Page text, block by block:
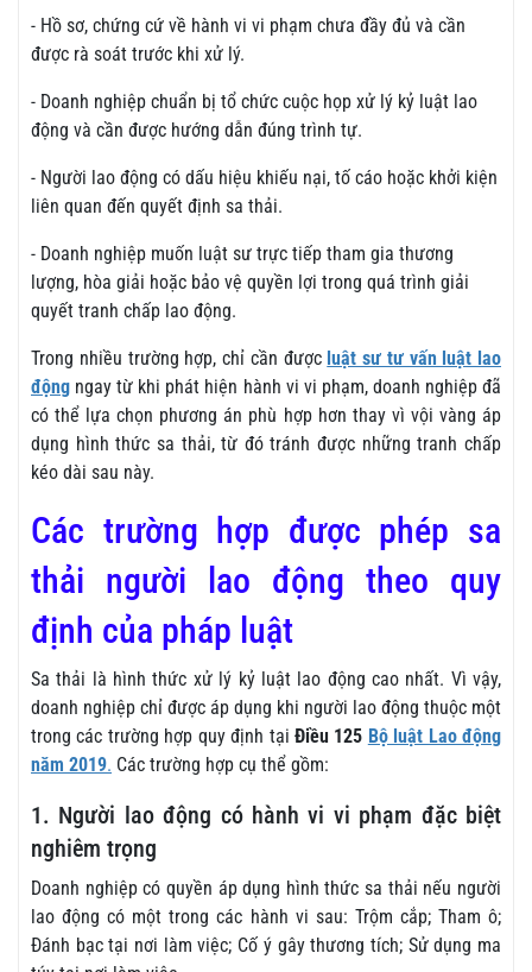
- Hồ sơ, chứng cứ về hành vi vi phạm chưa đầy đủ và cần
được rà soát trước khi xử lý.
- Doanh nghiệp chuẩn bị tổ chức cuộc họp xử lý kỷ luật lao
động và cần được hướng dẫn đúng trình tự.
- Người lao động có dấu hiệu khiếu nại, tố cáo hoặc khởi kiện
liên quan đến quyết định sa thải.
- Doanh nghiệp muốn luật sư trực tiếp tham gia thương
lượng, hòa giải hoặc bảo vệ quyền lợi trong quá trình giải
quyết tranh chấp lao động.
Trong nhiều trường hợp, chỉ cần được luật sư tư vấn luật lao
động ngay từ khi phát hiện hành vi vi phạm, doanh nghiệp đã
có thể lựa chọn phương án phù hợp hơn thay vì vội vàng áp
dụng hình thức sa thải, từ đó tránh được những tranh chấp
kéo dài sau này.
Các trường hợp được phép sa
thải người lao động theo quy
định của pháp luật
Sa thải là hình thức xử lý kỷ luật lao động cao nhất. Vì vậy,
doanh nghiệp chỉ được áp dụng khi người lao động thuộc một
trong các trường hợp quy định tại Điều 125 Bộ luật Lao động
năm 2019. Các trường hợp cụ thể gồm:
1. Người lao động có hành vi vi phạm đặc biệt
nghiêm trọng
Doanh nghiệp có quyền áp dụng hình thức sa thải nếu người
lao động có một trong các hành vi sau: Trộm cắp; Tham ô;
Đánh bạc tại nơi làm việc; Cố ý gây thương tích; Sử dụng ma